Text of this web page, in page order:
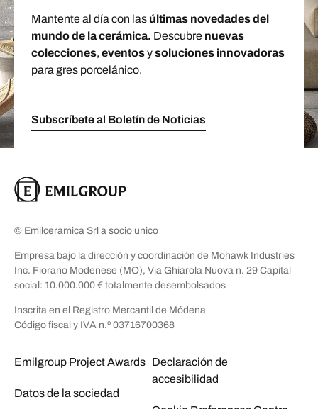
Mantente al día con las últimas novedades del
mundo de la cerámica. Descubre nuevas
colecciones, eventosysoluciones innovadoras
para gres porcelánico.
Subscríbete al Boletín de Noticias
© Emilceramica Srl a socio unico
Empresa bajo la dirección y coordinación de Mohawk Industries
Inc. Fiorano Modenese (MO), Via Ghiarola Nuova n. 29 Capital
social: 10.000.000 € totalmente desembolsados
Inscrita en el Registro Mercantil de Módena
Código fiscal y IVA n.º 03716700368
Emilgroup Project Awards
Datos de la sociedad
Declaración de
accesibilidad